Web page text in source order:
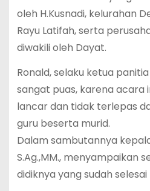
oleh H.Kusnadi, kelurahan
Rayu Latifah, serta
diwakili oleh Dayat.
Ronald, selaku ketua
sangat puas, karena acara
lancar dan tidak terlepas
guru beserta murid.
Dalam sambutannya
S.Ag.,MM., menyampaikan
didiknya yang sudah